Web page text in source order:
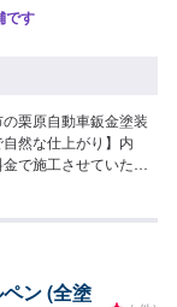
です
栗原自動車鈑金塗装
然な仕上がり】内
で施工させていただ
を常にご提供できる
ます。オイル交換や
ン (全塗